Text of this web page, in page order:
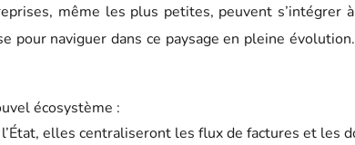
même les plus petites, peuvent
naviguer dans ce paysage en pleine
écosystème :
elles centraliseront les flux de factures et les